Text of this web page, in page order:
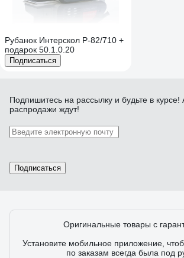
Рубанок Интерскол Р-82/710 +
подарок 50.1.0.20
Подписаться
Подпишитесь на рассылку и будьте в курсе!
распродажи ждут!
Подписаться
Оригинальные товары с
Установите мобильное приложение,
по заказам всегда была под